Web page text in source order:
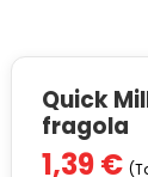
Quick
fragola
1,39 €